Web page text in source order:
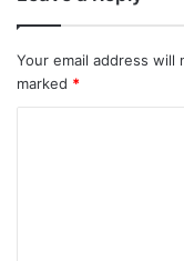
Your email address will
marked *